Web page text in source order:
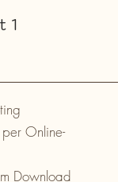
1
Online-
Download